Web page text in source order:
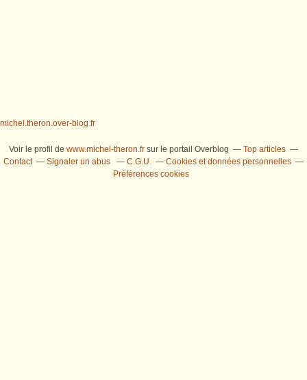
michel.theron.over-blog.fr
Voir le profil de www.michel-theron.fr sur le portail Overblog
Top articles
Contact
Signaler un abus C.G.U.
Cookies et données personnelles
Préférences cookies